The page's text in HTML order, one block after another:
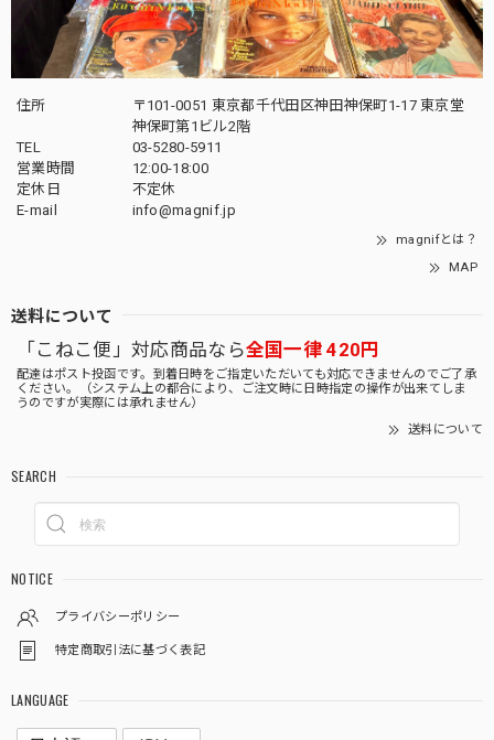
住所
〒101-0051 東京都千代田区神田神保町1-17 東京堂
神保町第1ビル2階
TEL
03-5280-5911
営業時間
12:00-18:00
定休日
不定休
E-mail
info@magnif.jp
magnifとは？
MAP
送料について
「こねこ便」対応商品なら全国一律 420円
配達はポスト投函です。到着日時をご指定いただいても対応できませんのでご了承
ください。（システム上の都合により、ご注文時に日時指定の操作が出来てしま
うのですが実際には承れません）
送料について
SEARCH
NOTICE
プライバシーポリシー
特定商取引法に基づく表記
LANGUAGE